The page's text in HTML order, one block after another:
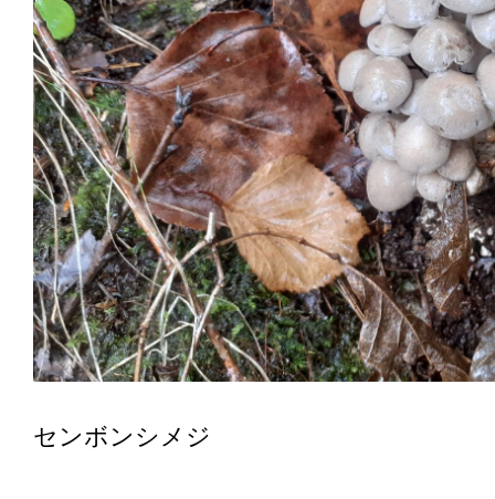
センボンシメジ